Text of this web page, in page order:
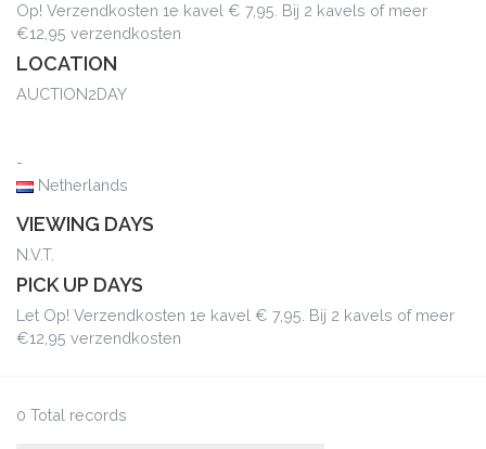
Op! Verzendkosten 1e kavel € 7,95. Bij 2 kavels of meer
€12,95 verzendkosten
LOCATION
AUCTION2DAY
-
Netherlands
VIEWING DAYS
N.V.T.
PICK UP DAYS
Let Op! Verzendkosten 1e kavel € 7,95. Bij 2 kavels of meer
€12,95 verzendkosten
0 Total records